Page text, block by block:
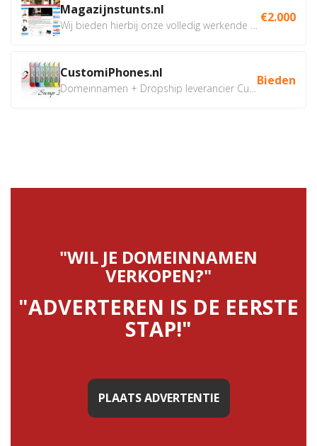
Magazijnstunts.nl €2.000
CustomiPhones.nl Bieden
"WIL JE DOMEINNAMEN
VERKOPEN?"
"ADVERTEREN IS DE EERSTE
STAP!"
PLAATS ADVERTENTIE